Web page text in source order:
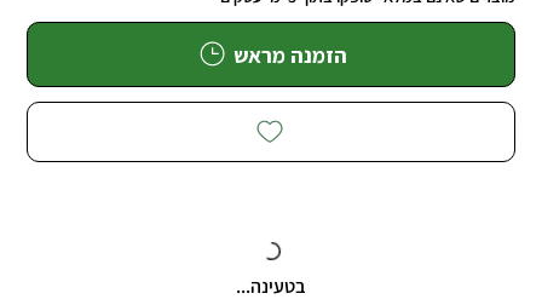
הזמנה מראש
בטעינה...